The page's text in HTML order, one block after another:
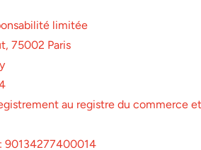
limitée
75002 Paris
au registre du commerce
90134277400014